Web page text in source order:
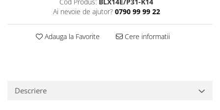
Casti fara fir
Accesorii pentru Microfoane
Ai nevoie de ajutor? 0790 99 99 22
Adauga la Favorite Cere informatii
Descriere